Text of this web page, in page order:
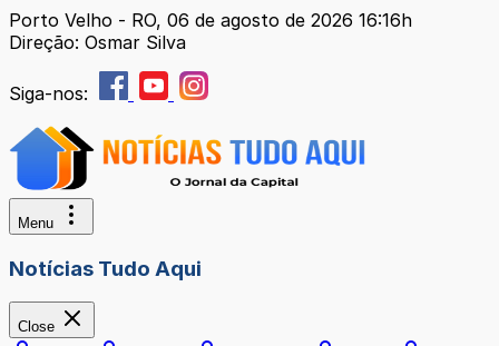
Porto Velho - RO, 06 de agosto de 2026 16:16h
Direção: Osmar Silva
Siga-nos:
Menu
Notícias Tudo Aqui
Close